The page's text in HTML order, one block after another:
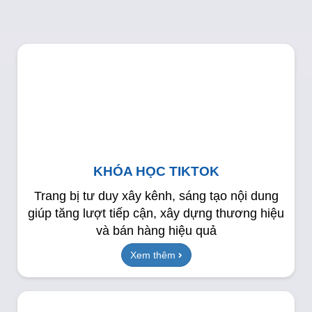
KHÓA HỌC TIKTOK
Trang bị tư duy xây kênh, sáng tạo nội dung
giúp tăng lượt tiếp cận, xây dựng thương hiệu
và bán hàng hiệu quả
Xem thêm